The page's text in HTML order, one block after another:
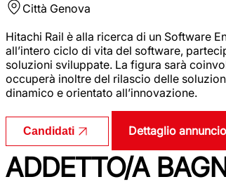
Città Genova
Hitachi Rail è alla ricerca di un Software
all’intero ciclo di vita del software,
soluzioni sviluppate. La figura sarà
occuperà inoltre del rilascio delle
dinamico e orientato all’innovazione.
Candidati Dettaglio annuncio
ADDETTO/A